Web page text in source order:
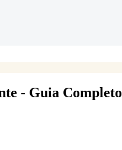
- Guia Completo